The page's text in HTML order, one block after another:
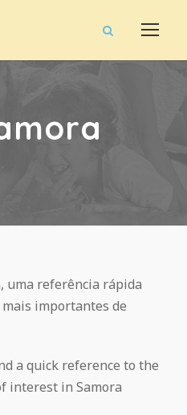
uma referência rápida
importantes de
a quick reference to the
interest in Samora